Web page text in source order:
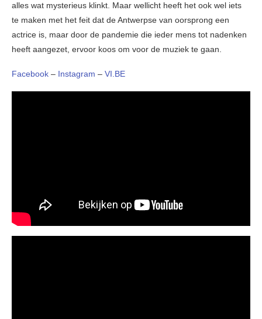
alles wat mysterieus klinkt. Maar wellicht heeft het ook wel iets
te maken met het feit dat de Antwerpse van oorsprong een
actrice is, maar door de pandemie die ieder mens tot nadenken
heeft aangezet, ervoor koos om voor de muziek te gaan.
Facebook – Instagram – VI.BE